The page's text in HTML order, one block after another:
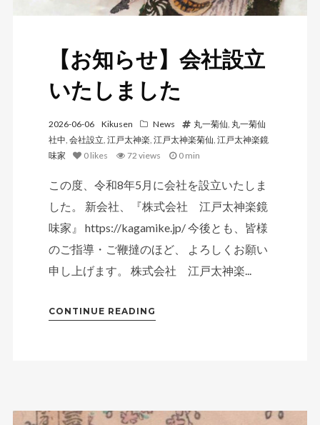
【お知らせ】会社設立
いたしました
2026-06-06 Kikusen News 丸一菊仙, 丸一菊仙
社中, 会社設立, 江戸太神楽, 江戸太神楽菊仙, 江戸太神楽鏡
味家
0 likes 72 views 0 min
この度、令和8年5月に会社を設立いたしま
した。 新会社、『株式会社 江戸太神楽鏡
味家』 https://kagamike.jp/ 今後とも、皆様
のご指導・ご鞭撻のほど、 よろしくお願い
申し上げます。 株式会社 江戸太神楽...
CONTINUE READING